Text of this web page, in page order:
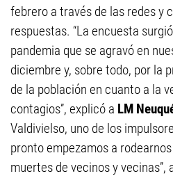
febrero a través de las redes y
respuestas. “La encuesta
pandemia que se agravó en
diciembre y, sobre todo, por la
de la población en cuanto a la
contagios”, explicó a LM
Valdivielso, uno de los
pronto empezamos a
muertes de vecinos y vecinas”,